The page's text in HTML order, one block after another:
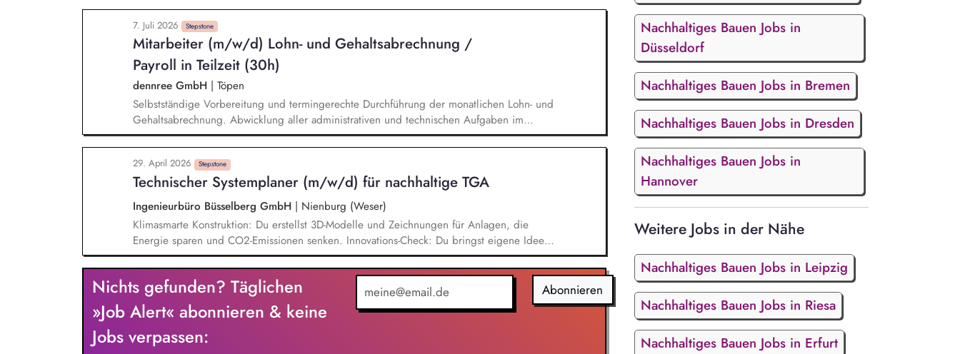
7. Juli 2026 Stepstone
Mitarbeiter (m/w/d) Lohn- und Gehaltsabrechnung /
Payroll in Teilzeit (30h)
dennree GmbH | Töpen
Selbstständige Vorbereitung und termingerechte Durchführung der monatlichen Lohn- und
Gehaltsabrechnung. Abwicklung aller administrativen und technischen Aufgaben im
Rahmen der Entgeltabrechnung. Pflege der Personalstammdaten, Bescheinigungs- und
Meldewesen. Verwaltung von Arbeitsverträgen, Fehl- und Abwesenheitszeiten sowie
Unterstützung bei Jahresabschlussarbeiten. Erste Ansprechperson für Krankenkassen,
Behörden und Sozialversicherungsträger.
29. April 2026 Stepstone
Technischer Systemplaner (m/w/d) für nachhaltige TGA
Ingenieurbüro Büsselberg GmbH | Nienburg (Weser)
Klimasmarte Konstruktion: Du erstellst 3D-Modelle und Zeichnungen für Anlagen, die
Energie sparen und CO2-Emissionen senken. Innovations-Check: Du bringst eigene Ideen
ein, wie wir Technik noch effizienter in anspruchsvolle Architektur integrieren können.
Schnittstellenmanagement: Du koordinierst dich mit Fachkollegen, um ganzheitliche,
ökologisch optimierte Gesamtsysteme zu schaffen. Präzise Berechnungen: Du lieferst die
Datenbasis für Anlagen, die genau so groß wie nötig, aber so effizient wie möglich sind.
Nichts gefunden? Täglichen
»Job Alert« abonnieren & keine
Jobs verpassen:
Abonnieren
Nachhaltiges Bauen Jobs in
Düsseldorf
Nachhaltiges Bauen Jobs in Bremen
Nachhaltiges Bauen Jobs in Dresden
Nachhaltiges Bauen Jobs in
Hannover
Weitere Jobs in der Nähe
Nachhaltiges Bauen Jobs in Leipzig
Nachhaltiges Bauen Jobs in Riesa
Nachhaltiges Bauen Jobs in Erfurt